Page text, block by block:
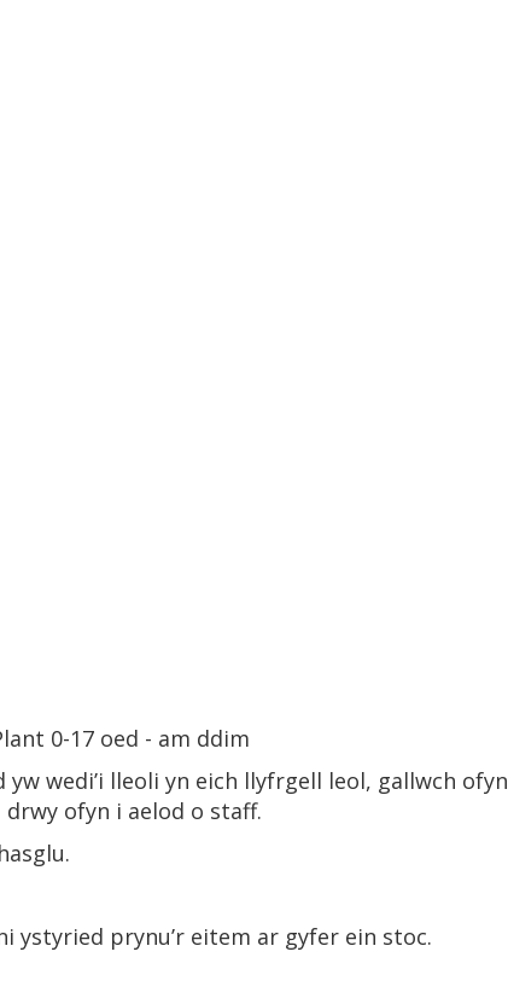
0-17 oed - am ddim
yw wedi’i lleoli yn eich llyfrgell leol, gallwch ofyn
ofyn i aelod o staff.
ystyried prynu’r eitem ar gyfer ein stoc.